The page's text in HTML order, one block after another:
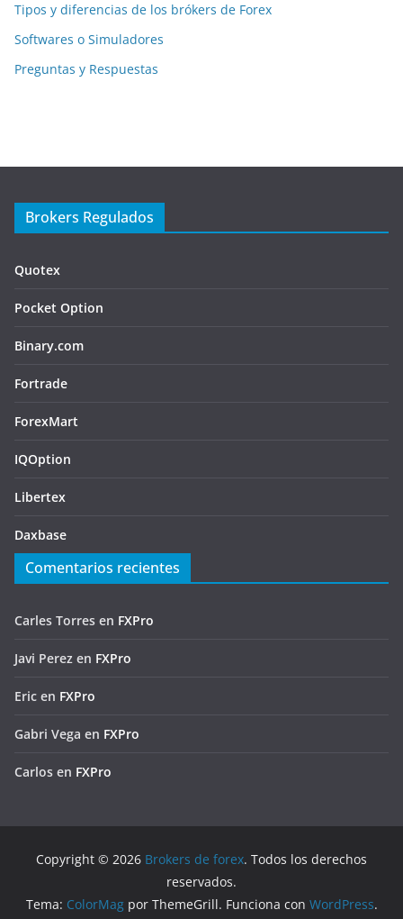
Tipos y diferencias de los brókers de Forex
Softwares o Simuladores
Preguntas y Respuestas
Brokers Regulados
Quotex
Pocket Option
Binary.com
Fortrade
ForexMart
IQOption
Libertex
Daxbase
Comentarios recientes
Carles Torres en FXPro
Javi Perez en FXPro
Eric en FXPro
Gabri Vega en FXPro
Carlos en FXPro
Copyright © 2026 Brokers de forex. Todos los derechos
reservados.
Tema: ColorMagpor ThemeGrill. Funciona con WordPress.